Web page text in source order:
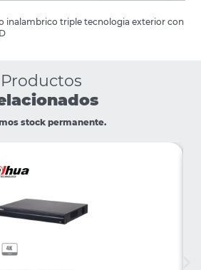
inalambrico triple tecnologia exterior con
Productos
stock permanente.